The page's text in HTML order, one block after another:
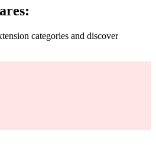
categories and discover